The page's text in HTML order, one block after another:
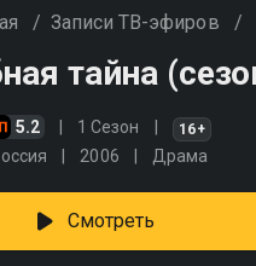
/ Записи ТВ-эфиров /
тайна
5.2 1 Сезон 16+
2006 Драма
Смотреть